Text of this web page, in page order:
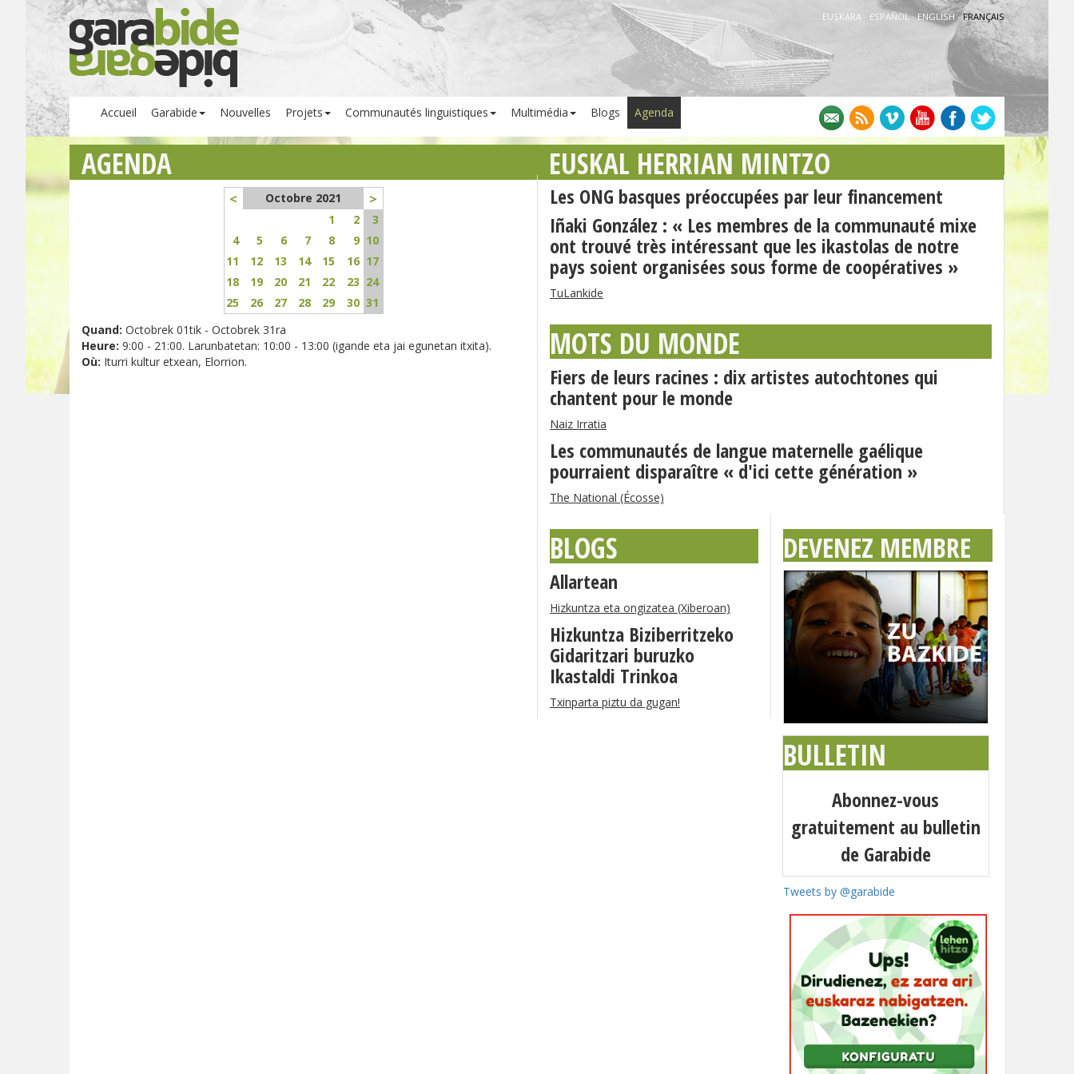
EUSKARA · ESPAÑOL· ENGLISH · FRANÇAIS
Accueil Garabide Nouvelles Projets Communautés linguistiques Multimédia Blogs Agenda
AGENDA
< Octobre 2021 >
1 2
3
4
5 6 7 8 9 10
11
12 13 14 15 16 17
18
19 20 21 22 23 24
25
26 27 28 29 30 31
Quand: Octobrek 01tik - Octobrek 31ra
Heure: 9:00 - 21:00. Larunbatetan: 10:00 - 13:00 (igande eta jai egunetan itxita).
Où: Iturri kultur etxean, Elorrion.
EUSKAL HERRIAN MINTZO
Les ONG basques préoccupées par leur financement
Iñaki González : « Les membres de la communauté mixe
ont trouvé très intéressant que les ikastolas de notre
pays soient organisées sous forme de coopératives »
TuLankide
MOTS DU MONDE
Fiers de leurs racines : dix artistes autochtones qui
chantent pour le monde
Naiz Irratia
Les communautés de langue maternelle gaélique
pourraient disparaître « d'ici cette génération »
The National (Écosse)
BLOGS
Allartean
Hizkuntza eta ongizatea (Xiberoan)
Hizkuntza Biziberritzeko
Gidaritzari buruzko
Ikastaldi Trinkoa
Txinparta piztu da gugan!
DEVENEZ MEMBRE
BULLETIN
Abonnez-vous
gratuitement au bulletin
de Garabide
Tweets by @garabide